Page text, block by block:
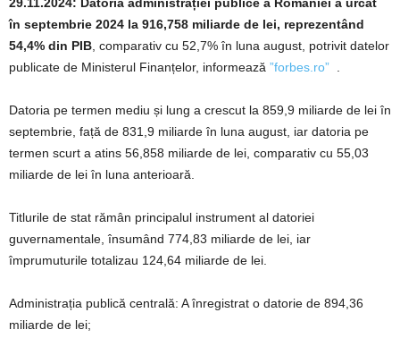
29.11.2024: Datoria administrației publice a României a urcat
în septembrie 2024 la 916,758 miliarde de lei, reprezentând
54,4% din PIB, comparativ cu 52,7% în luna august, potrivit datelor
publicate de Ministerul Finanțelor, informează ”forbes.ro” .
Datoria pe termen mediu și lung a crescut la 859,9 miliarde de lei în
septembrie, față de 831,9 miliarde în luna august, iar datoria pe
termen scurt a atins 56,858 miliarde de lei, comparativ cu 55,03
miliarde de lei în luna anterioară.
Titlurile de stat rămân principalul instrument al datoriei
guvernamentale, însumând 774,83 miliarde de lei, iar
împrumuturile totalizau 124,64 miliarde de lei.
Administrația publică centrală: A înregistrat o datorie de 894,36
miliarde de lei;